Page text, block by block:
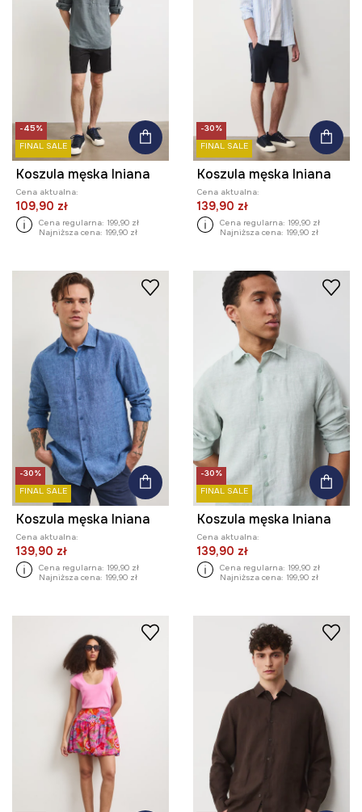
-45%
FINAL SALE
Koszula męska lniana
Cena aktualna:
109,90 zł
Cena regularna: 199,90 zł
Najniższa cena: 199,90 zł
-30%
FINAL SALE
Koszula męska lniana
Cena aktualna:
139,90 zł
Cena regularna: 199,90 zł
Najniższa cena: 199,90 zł
-30%
FINAL SALE
Koszula męska lniana
Cena aktualna:
139,90 zł
Cena regularna: 199,90 zł
Najniższa cena: 199,90 zł
-30%
FINAL SALE
Koszula męska lniana
Cena aktualna:
139,90 zł
Cena regularna: 199,90 zł
Najniższa cena: 199,90 zł